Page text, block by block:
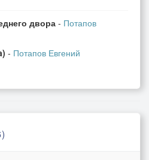
тайн. двора - Потапов
- Потапов Евгений